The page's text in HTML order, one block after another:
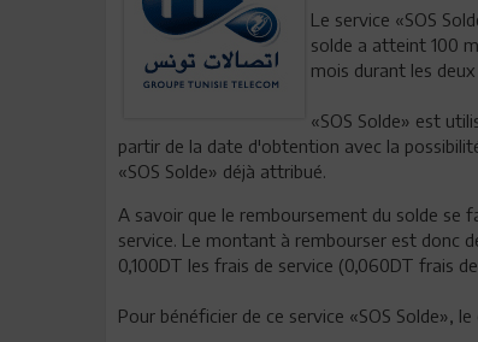
Le service «SOS
solde a atteint 100
mois durant les
«SOS Solde» est
partir de la date d'obtention avec la
«SOS Solde» déjà attribué.
A savoir que le remboursement du solde se
service. Le montant à rembourser est donc
0,100DT les frais de service (0,060DT frais
Pour bénéficier de ce service «SOS Solde»,